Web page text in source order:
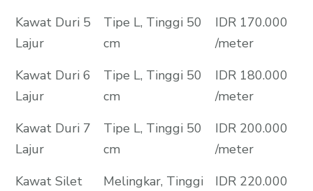
Kawat Duri 5
Lajur
Tipe L, Tinggi 50
cm
IDR 170.000
/meter
Kawat Duri 6
Lajur
Tipe L, Tinggi 50
cm
IDR 180.000
/meter
Kawat Duri 7
Lajur
Tipe L, Tinggi 50
cm
IDR 200.000
/meter
Kawat Silet
Melingkar, Tinggi
IDR 220.000